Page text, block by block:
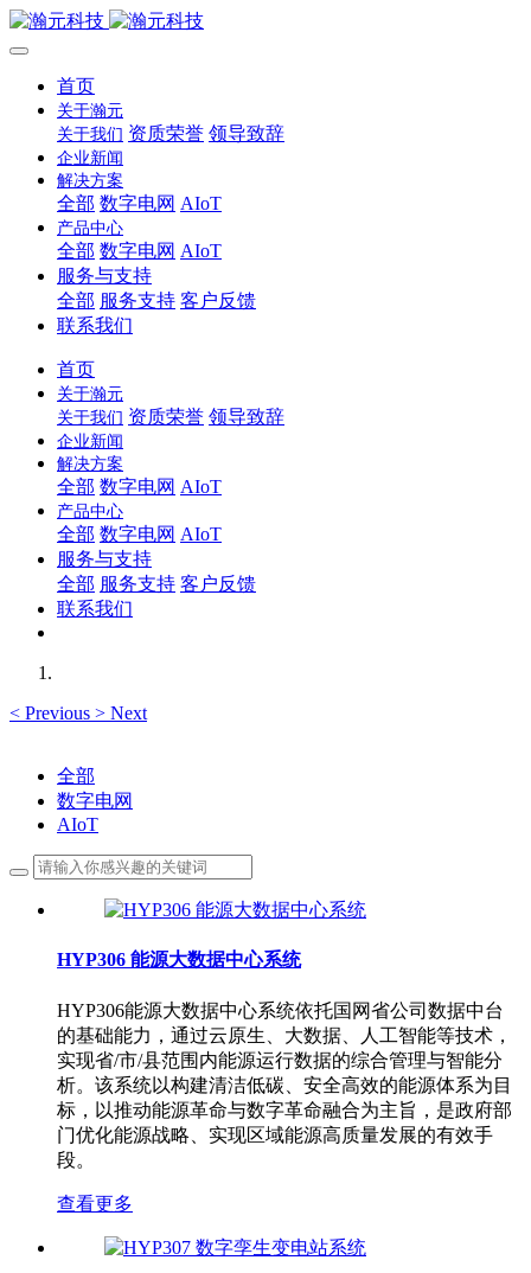
首页
关于瀚元
关于我们 资质荣誉 领导致辞
企业新闻
解决方案
全部 数字电网 AIoT
产品中心
全部 数字电网 AIoT
服务与支持
全部 服务支持 客户反馈
联系我们
首页
关于瀚元
关于我们 资质荣誉 领导致辞
企业新闻
解决方案
全部 数字电网 AIoT
产品中心
全部 数字电网 AIoT
服务与支持
全部 服务支持 客户反馈
联系我们
< Previous > Next
全部
数字电网
AIoT
HYP306 能源大数据中心系统
HYP306能源大数据中心系统依托国网省公司数据中台
的基础能力，通过云原生、大数据、人工智能等技术，
实现省/市/县范围内能源运行数据的综合管理与智能分
析。该系统以构建清洁低碳、安全高效的能源体系为目
标，以推动能源革命与数字革命融合为主旨，是政府部
门优化能源战略、实现区域能源高质量发展的有效手
段。
查看更多